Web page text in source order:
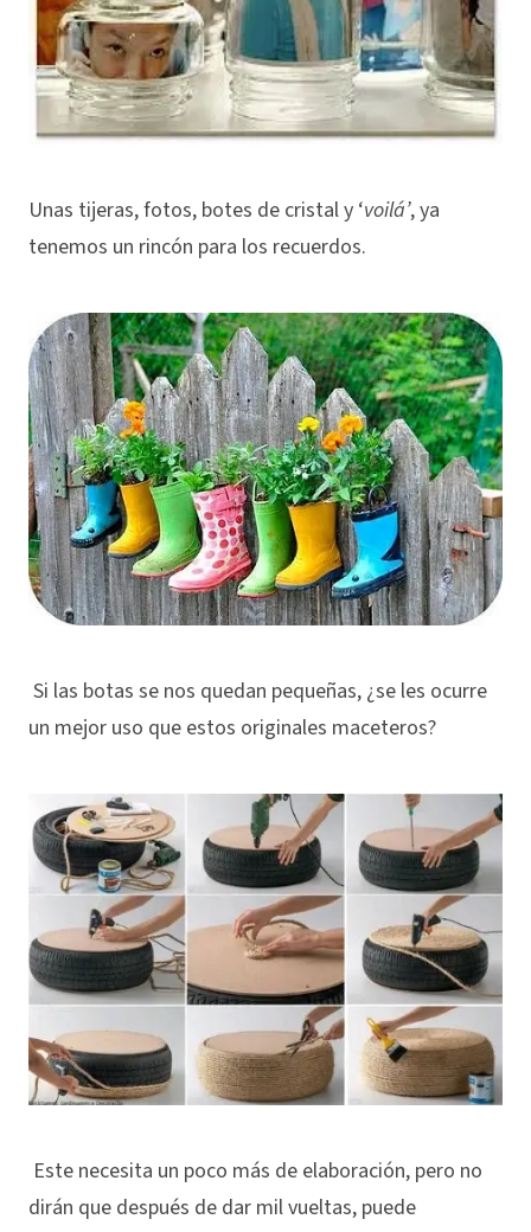
Unas tijeras, fotos, botes de cristal y ‘voilá’, ya
tenemos un rincón para los recuerdos.
Si las botas se nos quedan pequeñas, ¿se les ocurre
un mejor uso que estos originales maceteros?
Este necesita un poco más de elaboración, pero no
dirán que después de dar mil vueltas, puede